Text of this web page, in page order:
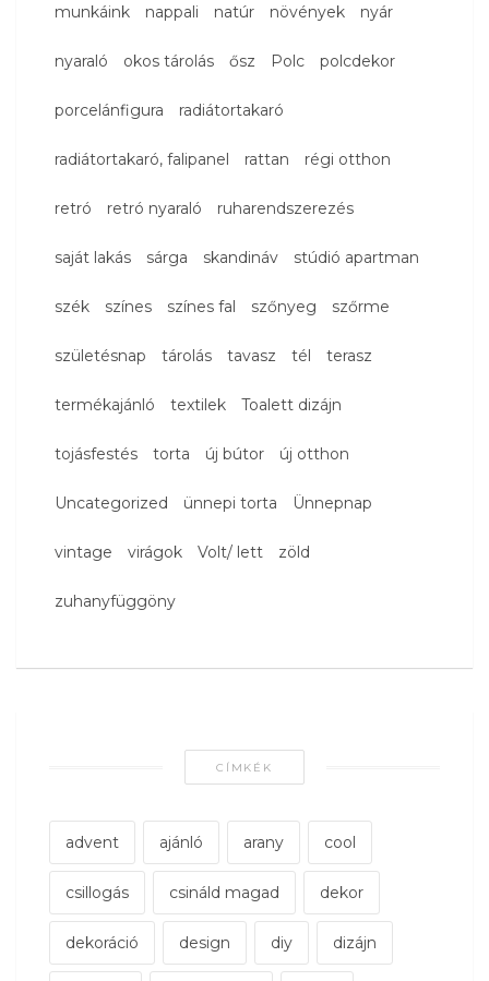
munkáink nappali natúr növények nyár
nyaraló okos tárolás ősz Polc polcdekor
porcelánfigura radiátortakaró
radiátortakaró, falipanel rattan régi otthon
retró retró nyaraló ruharendszerezés
saját lakás sárga skandináv stúdió apartman
szék színes színes fal szőnyeg szőrme
születésnap tárolás tavasz tél terasz
termékajánló textilek Toalett dizájn
tojásfestés torta új bútor új otthon
Uncategorized ünnepi torta Ünnepnap
vintage virágok Volt/ lett zöld
zuhanyfüggöny
CÍMKÉK
advent ajánló arany cool
csillogás csináld magad dekor
dekoráció design diy dizájn